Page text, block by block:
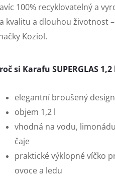
100% recyklovatelný a
kvalitu a dlouhou životnost
Koziol.
si Karafu SUPERGLAS
elegantní broušený design
objem 1,2 l
vhodná na vodu,
čaje
praktické výklopné víčko
ovoce a ledu